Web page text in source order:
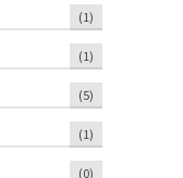
(1)
(1)
(5)
(1)
(0)